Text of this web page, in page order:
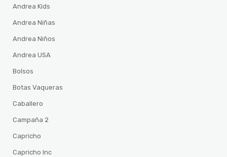
Andrea Kids
Andrea Niñas
Andrea Niños
Andrea USA
Bolsos
Botas Vaqueras
Caballero
Campaña 2
Capricho
Capricho Inc